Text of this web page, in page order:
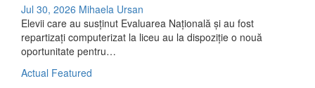
Jul 30, 2026 Mihaela Ursan
Elevii care au susținut Evaluarea Națională și au fost
repartizați computerizat la liceu au la dispoziție o nouă
oportunitate pentru…
Actual Featured